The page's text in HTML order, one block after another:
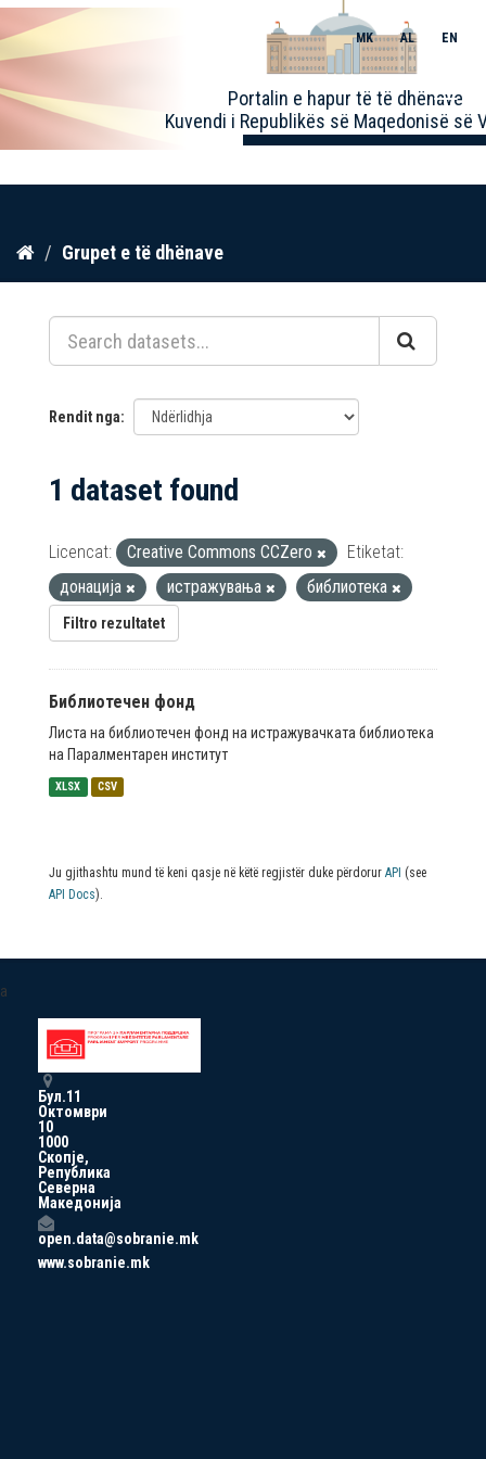
Kalo
përmbajtja
Portalin e hapur të të dhënave
Kuvendi i Republikës së Maqedonisë së
MK AL EN
Toggle
Grupet e të dhënave
Rendit nga
1 dataset found
Licencat: Creative Commons CCZero
Etiketat:
донација
истражувања библиотека
Filtro rezultatet
Библиотечен фонд
Листа на библиотечен фонд на истражувачката библиотека
на Паралментарен институт
XLSX CSV
Ju gjithashtu mund të keni qasje në këtë regjistër duke përdorur API (see
API Docs).
a
Бул.11
Октомври
10
1000
Скопје,
Република
Северна
Македонија
open.data@sobranie.mk
www.sobranie.mk